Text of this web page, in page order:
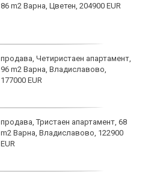
86 m2 Варна, Цветен, 204900 EUR
продава, Четиристаен апартамент,
96 m2 Варна, Владиславово,
177000 EUR
продава, Тристаен апартамент, 68
m2 Варна, Владиславово, 122900
EUR